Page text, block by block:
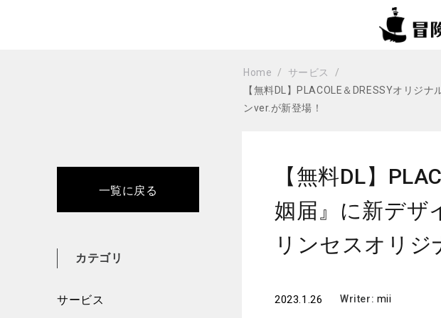
Home
サービス
【無料DL】PLACOLE＆DRESSYオリジ
ンver.が新登場！
一覧に戻る
カテゴリ
サービス
【無料DL】
姻届』に新デザ
リンセスオリジ
2023.1.26 Writer: mii